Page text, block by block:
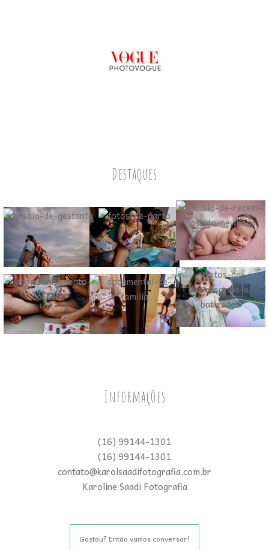
Destaques
Informações
(16) 99144-1301
(16) 99144-1301
contato@karolsaadifotografia.com.br
Karoline Saadi Fotografia
Gostou? Então vamos conversar!